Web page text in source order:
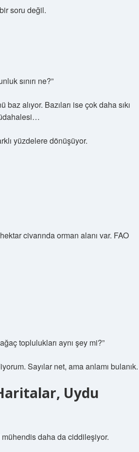
soru değil.
sınırı ne?”
alıyor. Bazıları ise çok daha sıkı
yüzdelere dönüşüyor.
civarında orman alanı var. FAO
toplulukları aynı şey mi?”
Sayılar net, ama anlamı bulanık.
Uydu
mühendis daha da ciddileşiyor.